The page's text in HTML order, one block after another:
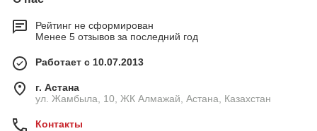
Рейтинг не сформирован
Менее 5 отзывов за последний год
Работает с 10.07.2013
г. Астана
ул. Жамбыла, 10, ЖК Алмажай, Астана, Казахстан
Контакты